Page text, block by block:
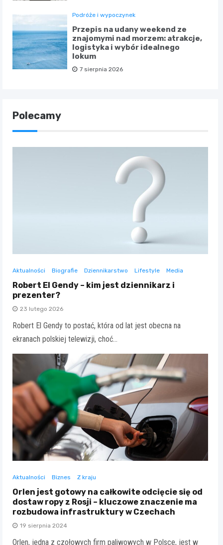
Podróże i wypoczynek
Przepis na udany weekend ze
znajomymi nad morzem: atrakcje,
logistyka i wybór idealnego
lokum
7 sierpnia 2026
Polecamy
Aktualności Biografie Dziennikarstwo Lifestyle Media
Robert El Gendy – kim jest dziennikarz i
prezenter?
23 lutego 2026
Robert El Gendy to postać, która od lat jest obecna na
ekranach polskiej telewizji, choć…
Aktualności Biznes Z kraju
Orlen jest gotowy na całkowite odcięcie się od
dostaw ropy z Rosji – kluczowe znaczenie ma
rozbudowa infrastruktury w Czechach
19 sierpnia 2024
Orlen, jedna z czołowych firm paliwowych w Polsce, jest w